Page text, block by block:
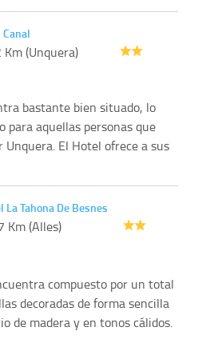
Km (Unquera)
bastante bien situado, lo
para aquellas personas que
El Hotel ofrece a sus
La Tahona De Besnes
Km (Alles)
compuesto por un total
decoradas de forma sencilla
de madera y en tonos cálidos.